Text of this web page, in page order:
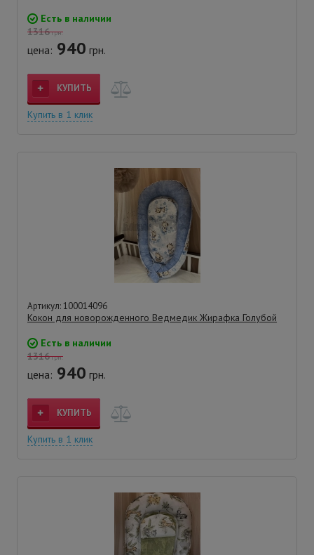
Есть в наличии
1316грн.
цена: 940 грн.
КУПИТЬ
Купить в 1 клик
Артикул: 100014096
Кокон для новорожденного Ведмедик Жирафка Голубой
Есть в наличии
1316грн.
цена: 940 грн.
КУПИТЬ
Купить в 1 клик